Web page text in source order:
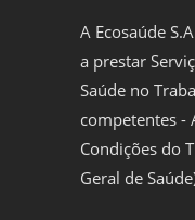
A Ecosaúde
a prestar
Saúde no
competentes -
Condições do
Geral de